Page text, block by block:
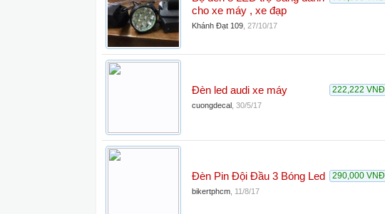
cho xe máy , xe đạp
Khánh Đạt 109 27/10/17
222,222 VNĐ
Đèn led audi xe máy
cuongdecal 30/5/17
290,000 VNĐ
Đèn Pin Đội Đầu 3 Bóng Led
bikertphcm 11/8/17